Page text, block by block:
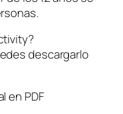
descargarlo
en PDF